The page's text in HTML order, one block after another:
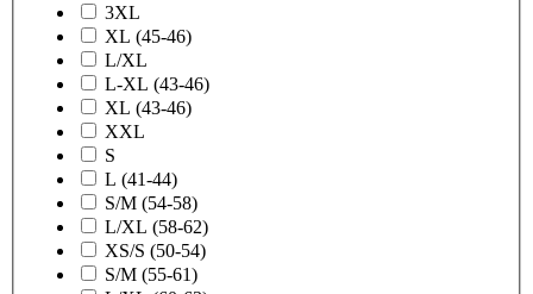
3XL
XL (45-46)
L/XL
L-XL (43-46)
XL (43-46)
XXL
S
L (41-44)
S/M (54-58)
L/XL (58-62)
XS/S (50-54)
S/M (55-61)